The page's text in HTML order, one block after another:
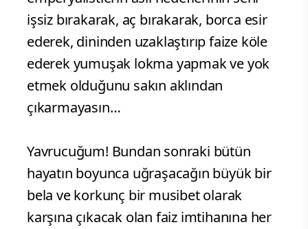
işsiz bırakarak, aç bırakarak, borca esir
ederek, dininden uzaklaştırıp faize köle
ederek yumuşak lokma yapmak ve yok
etmek olduğunu sakın aklından
çıkarmayasın…
Yavrucuğum! Bundan sonraki bütün
hayatın boyunca uğraşacağın büyük bir
bela ve korkunç bir musibet olarak
karşına çıkacak olan faiz imtihanına her